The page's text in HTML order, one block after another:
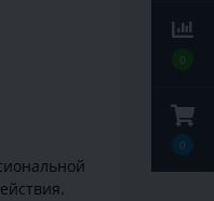
0
0